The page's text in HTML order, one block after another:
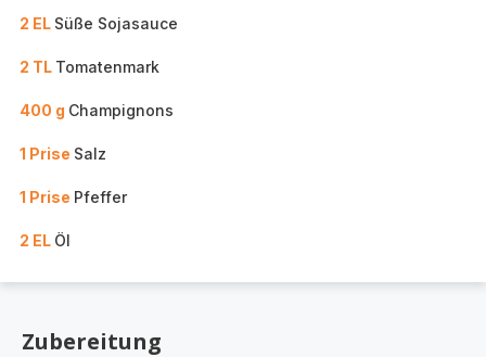
2 EL Süße Sojasauce
2 TL Tomatenmark
400 g Champignons
1 Prise Salz
1 Prise Pfeffer
2 EL Öl
Zubereitung